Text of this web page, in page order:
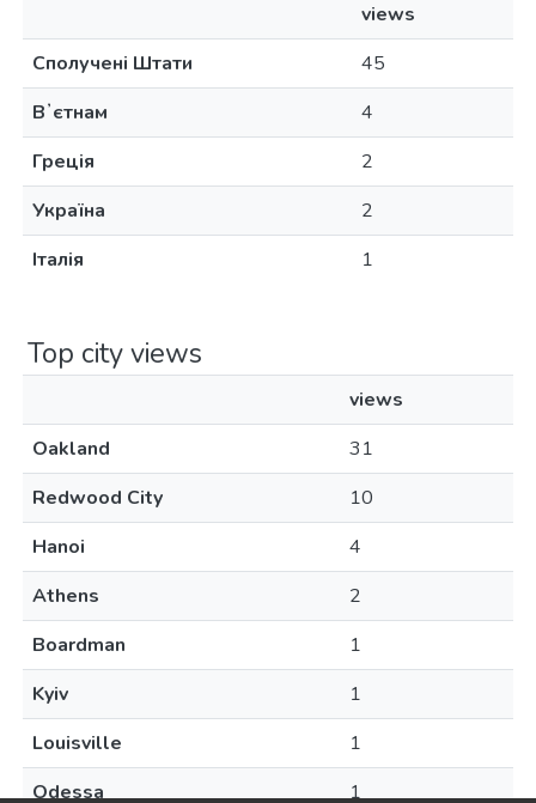
views
Сполучені Штати
45
Вʼєтнам
4
Греція
2
Україна
2
Італія
1
Top city views
views
Oakland
31
Redwood City
10
Hanoi
4
Athens
2
Boardman
1
Kyiv
1
Louisville
1
Odessa
1